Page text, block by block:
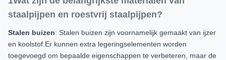
staalpijpen en roestvrij staalpijpen?
Stalen buizen: Stalen buizen zijn voornamelijk gemaakt van ijzer
en koolstof.Er kunnen extra legeringselementen worden
toegevoegd om bepaalde eigenschappen te verbeteren, maar de